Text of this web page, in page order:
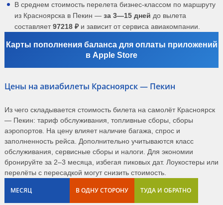
В среднем стоимость перелета бизнес-классом по маршруту
из Красноярска в Пекин — за 3—15 дней до вылета
составляет97218 ₽ и зависит от сервиса авиакомпании.
Карты пополнения баланса для оплаты приложений
в Apple Store
Цены на авиабилеты Красноярск — Пекин
Из чего складывается стоимость билета на самолёт Красноярск
— Пекин: тариф обслуживания, топливные сборы, сборы
аэропортов. На цену влияет наличие багажа, спрос и
заполненность рейса. Дополнительно учитываются класс
обслуживания, сервисные сборы и налоги. Для экономии
бронируйте за 2–3 месяца, избегая пиковых дат. Лоукостеры или
перелёты с пересадкой могут снизить стоимость.
МЕСЯЦ В ОДНУ СТОРОНУ ТУДА И ОБРАТНО